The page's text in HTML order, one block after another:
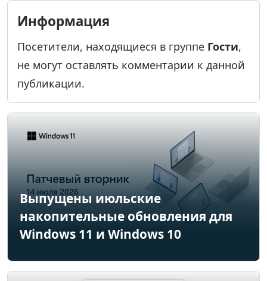
Информация
Посетители, находящиеся в группе Гости,
не могут оставлять комментарии к данной
публикации.
Выпущены июльские
накопительные обновления для
Windows 11 и Windows 10